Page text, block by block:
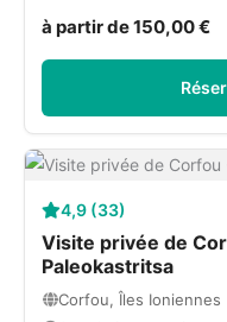
à partir de 150,00 €
4,9 (33)
Visite privée de
Paleokastritsa
Corfou, Îles Ioniennes